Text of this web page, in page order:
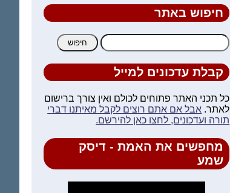
חיפוש באתר
חיפוש:
קבלת עדכונים למייל
כל תכני האתר פתוחים לכולם ואין צורך ברישום
לאתר. אבל אם אתם רוצים לקבל מאיתנו דברי
תורה ועדכונים, לחצו כאן להירשם.
מחפשים את האמת - דיסק
שמע